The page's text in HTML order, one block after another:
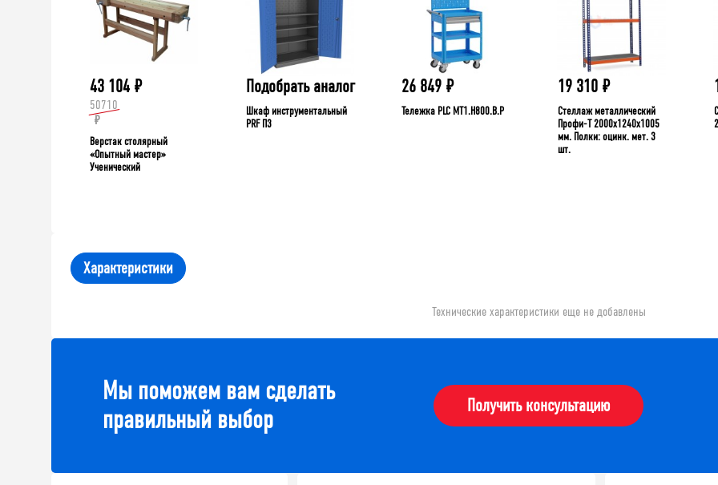
43 104 ₽
50710
₽
Верстак столярный
«Опытный мастер»
Ученический
Подобрать аналог
Шкаф инструментальный
PRF П3
26 849 ₽
Тележка PLC МT1.H800.В.Р
19 310 ₽
Стеллаж металлический
Профи-Т 2000x1240x1005
мм. Полки: оцинк. мет. 3
шт.
Характеристики
Технические характеристики еще не добавлены
Мы поможем вам сделать
правильный выбор
Получить консультацию